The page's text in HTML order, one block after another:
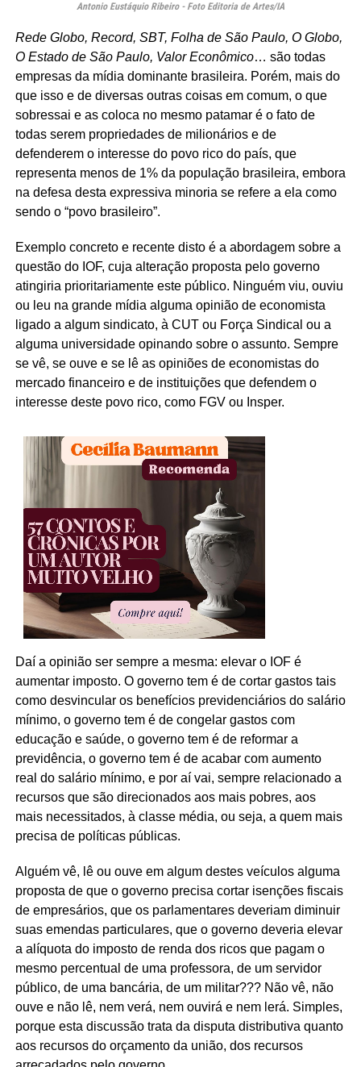
Antonio Eustáquio Ribeiro - Foto Editoria de Artes/IA
Rede Globo, Record, SBT, Folha de São Paulo, O Globo,
O Estado de São Paulo, Valor Econômico… são todas
empresas da mídia dominante brasileira. Porém, mais do
que isso e de diversas outras coisas em comum, o que
sobressai e as coloca no mesmo patamar é o fato de
todas serem propriedades de milionários e de
defenderem o interesse do povo rico do país, que
representa menos de 1% da população brasileira, embora
na defesa desta expressiva minoria se refere a ela como
sendo o “povo brasileiro”.
Exemplo concreto e recente disto é a abordagem sobre a
questão do IOF, cuja alteração proposta pelo governo
atingiria prioritariamente este público. Ninguém viu, ouviu
ou leu na grande mídia alguma opinião de economista
ligado a algum sindicato, à CUT ou Força Sindical ou a
alguma universidade opinando sobre o assunto. Sempre
se vê, se ouve e se lê as opiniões de economistas do
mercado financeiro e de instituições que defendem o
interesse deste povo rico, como FGV ou Insper.
Daí a opinião ser sempre a mesma: elevar o IOF é
aumentar imposto. O governo tem é de cortar gastos tais
como desvincular os benefícios previdenciários do salário
mínimo, o governo tem é de congelar gastos com
educação e saúde, o governo tem é de reformar a
previdência, o governo tem é de acabar com aumento
real do salário mínimo, e por aí vai, sempre relacionado a
recursos que são direcionados aos mais pobres, aos
mais necessitados, à classe média, ou seja, a quem mais
precisa de políticas públicas.
Alguém vê, lê ou ouve em algum destes veículos alguma
proposta de que o governo precisa cortar isenções fiscais
de empresários, que os parlamentares deveriam diminuir
suas emendas particulares, que o governo deveria elevar
a alíquota do imposto de renda dos ricos que pagam o
mesmo percentual de uma professora, de um servidor
público, de uma bancária, de um militar??? Não vê, não
ouve e não lê, nem verá, nem ouvirá e nem lerá. Simples,
porque esta discussão trata da disputa distributiva quanto
aos recursos do orçamento da união, dos recursos